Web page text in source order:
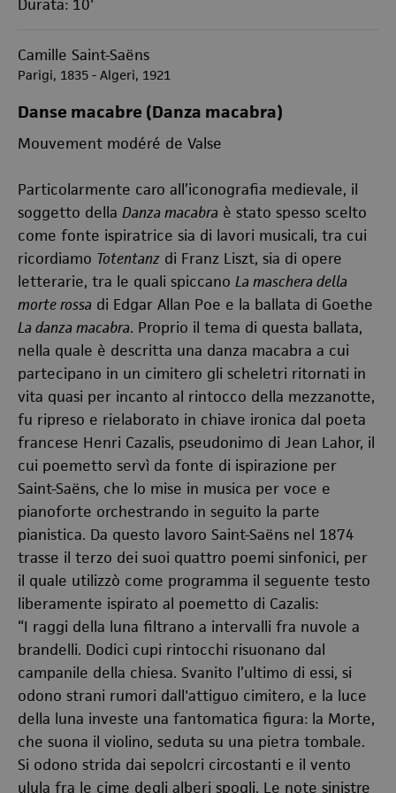
Durata: 10'
Camille Saint-Saëns
Parigi, 1835 - Algeri, 1921
Danse macabre (Danza macabra)
Mouvement modéré de Valse
Particolarmente caro all’iconografia medievale, il
soggetto della Danza macabra è stato spesso scelto
come fonte ispiratrice sia di lavori musicali, tra cui
ricordiamo Totentanz di Franz Liszt, sia di opere
letterarie, tra le quali spiccano La maschera della
morte rossa di Edgar Allan Poe e la ballata di Goethe
La danza macabra. Proprio il tema di questa ballata,
nella quale è descritta una danza macabra a cui
partecipano in un cimitero gli scheletri ritornati in
vita quasi per incanto al rintocco della mezzanotte,
fu ripreso e rielaborato in chiave ironica dal poeta
francese Henri Cazalis, pseudonimo di Jean Lahor, il
cui poemetto servì da fonte di ispirazione per
Saint-Saëns, che lo mise in musica per voce e
pianoforte orchestrando in seguito la parte
pianistica. Da questo lavoro Saint-Saëns nel 1874
trasse il terzo dei suoi quattro poemi sinfonici, per
il quale utilizzò come programma il seguente testo
liberamente ispirato al poemetto di Cazalis:
“I raggi della luna filtrano a intervalli fra nuvole a
brandelli. Dodici cupi rintocchi risuonano dal
campanile della chiesa. Svanito l’ultimo di essi, si
odono strani rumori dall'attiguo cimitero, e la luce
della luna investe una fantomatica figura: la Morte,
che suona il violino, seduta su una pietra tombale.
Si odono strida dai sepolcri circostanti e il vento
ulula fra le cime degli alberi spogli. Le note sinistre